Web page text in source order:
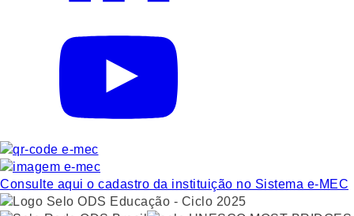
Consulte aqui o cadastro da instituição no Sistema e-MEC